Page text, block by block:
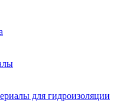
для гидроизоляции